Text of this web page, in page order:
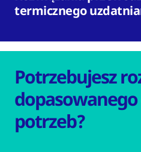
termicznego
Potrzebujesz
potrzeb?